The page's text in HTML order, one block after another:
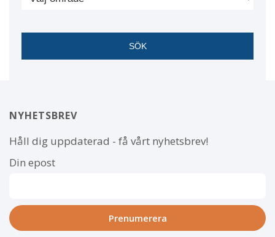
NYHETSBREV
Håll dig uppdaterad - få vårt nyhetsbrev!
Din epost